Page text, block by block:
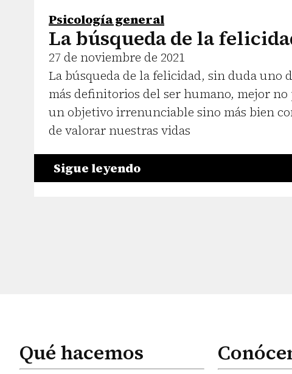
Psicología general
La búsqueda de la
27 de noviembre de 2021
La búsqueda de la felicidad, sin duda uno
más definitorios del ser humano, mejor
un objetivo irrenunciable sino más bien
de valorar nuestras vidas
Sigue leyendo
Qué hacemos